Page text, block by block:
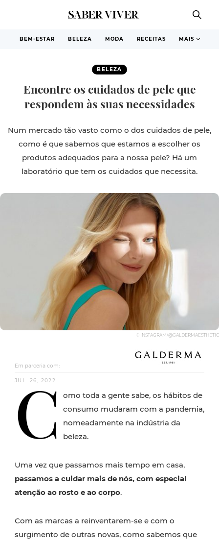
BEM-ESTAR BELEZA MODA RECEITAS MAIS
BELEZA
Encontre os cuidados de pele que
respondem às suas necessidades
Num mercado tão vasto como o dos cuidados de pele,
como é que sabemos que estamos a escolher os
produtos adequados para a nossa pele? Há um
laboratório que tem os cuidados que necessita.
© INSTAGRAM/@GALDERMAESTHETIC
Em parceria com:
JUL. 26, 2022
C
omo toda a gente sabe, os hábitos de
consumo mudaram com a pandemia,
nomeadamente na indústria da
beleza.
Uma vez que passamos mais tempo em casa,
passamos a cuidar mais de nós, com especial
atenção ao rosto e ao corpo.
Com as marcas a reinventarem-se e com o
surgimento de outras novas, como sabemos que